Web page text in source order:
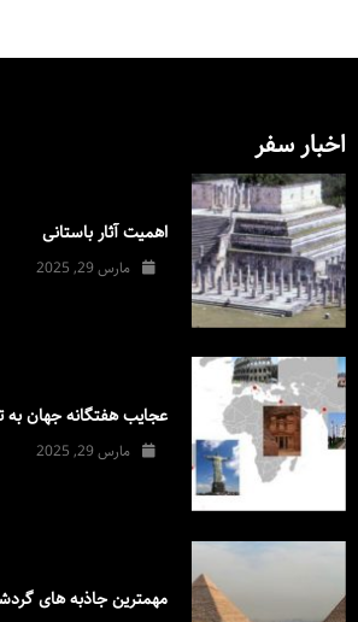
اخبار سفر
اهمیت آثار باستانی
مارس 29, 2025
عجایب هفتگانه جهان به
مارس 29, 2025
مهمترین جاذبه های